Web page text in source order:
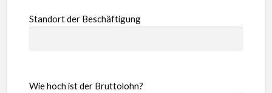
Standort der Beschäftigung
Wie hoch ist der Bruttolohn?